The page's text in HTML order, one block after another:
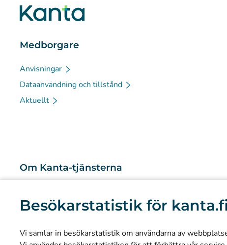
Besökarstatistik för kanta.fi
Vi samlar in besökarstatistik om användarna av
Medborgare
Anvisningar
Dataanvändning och tillstånd
Aktuellt
Om Kanta-tjänsterna
Forskning och kunskapsbaserad ledning
Dataskydd och tillgänglighet